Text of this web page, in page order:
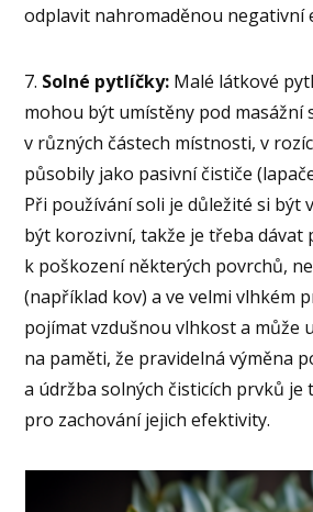
odplavit nahromaděnou negativní
7. Solné pytlíčky: Malé látkové
mohou být umístěny pod masážní
v různých částech místnosti, v
působily jako pasivní čističe
Při používání soli je důležité si být
být korozivní, takže je třeba dávat
k poškození některých povrchů,
(například kov) a ve velmi vlhkém
pojímat vzdušnou vlhkost a může
na paměti, že pravidelná výměna
a údržba solných čisticích prvků je
pro zachování jejich efektivity.